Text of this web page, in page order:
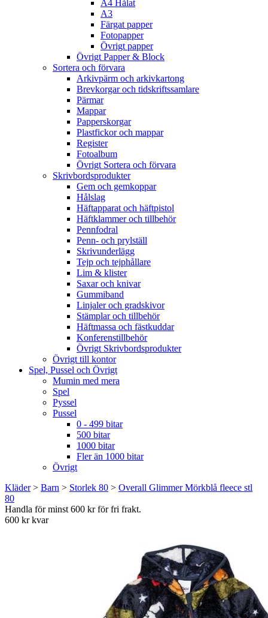
A4 Hålat
A3
Färgat papper
Fotopapper
Övrigt papper
Övrigt Papper & Block
Sortera och förvara
Arkivpärm och arkivkartong
Brevkorgar och tidskriftssamlare
Pärmar
Mappar
Papperskorgar
Plastfickor och mappar
Register
Fotoalbum
Övrigt Sortera och förvara
Skrivbordsprodukter
Gem och gemkoppar
Hålslag
Häftapparat och häftpistol
Häftklammer och tillbehör
Pennfodral
Penn- och prylställ
Skrivunderlägg
Tejp och tejphållare
Lim & klister
Saxar och knivar
Gummiband
Linjaler och gradskivor
Stämplar och tillbehör
Häftmassa och fästkuddar
Konferenstillbehör
Övrigt Skrivbordsprodukter
Övrigt till kontor
Spel, Pussel och Övrigt
Mumin med mera
Spel
Pyssel
Pussel
0 - 499 bitar
500 bitar
1000 bitar
Fler än 1000 bitar
Övrigt
Kläder> Barn > Storlek 80 > Overall Glimmer Mörkblå fleece stl
80
Handla för minst 600 kr för fri frakt.
600 kr kvar